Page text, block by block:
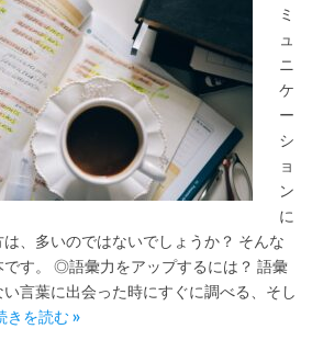
ミ
ュ
ニ
ケ
ー
シ
ョ
ン
に
、多いのではないでしょうか？ そんな
す。 ◎語彙力をアップするには？ 語彙
言葉に出会った時にすぐに調べる、そし
きを読む »